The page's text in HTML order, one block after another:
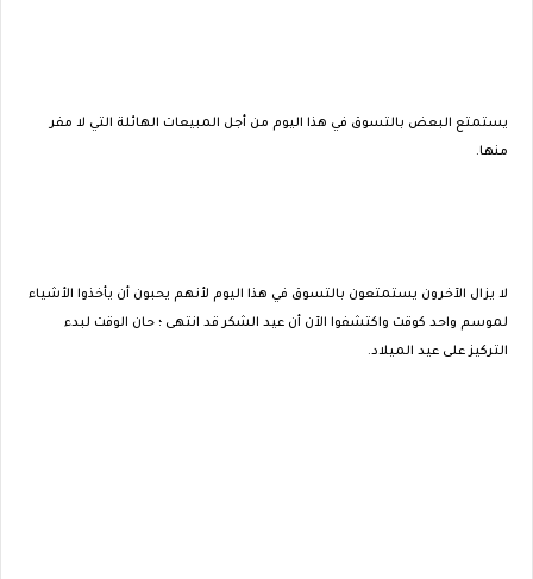
يستمتع البعض بالتسوق في هذا اليوم من أجل المبيعات الهائلة التي لا مفر
منها.
لا يزال الآخرون يستمتعون بالتسوق في هذا اليوم لأنهم يحبون أن يأخذوا الأشياء
لموسم واحد كوقت واكتشفوا الآن أن عيد الشكر قد انتهى ؛ حان الوقت لبدء
التركيز على عيد الميلاد.